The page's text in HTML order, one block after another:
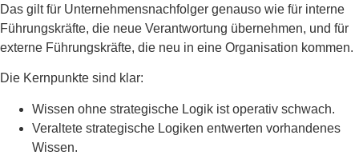
Das gilt für Unternehmensnachfolger genauso wie für interne
Führungskräfte, die neue Verantwortung übernehmen, und für
externe Führungskräfte, die neu in eine Organisation kommen.
Die Kernpunkte sind klar:
Wissen ohne strategische Logik ist operativ schwach.
Veraltete strategische Logiken entwerten vorhandenes
Wissen.